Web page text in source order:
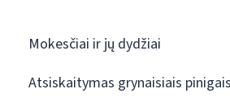
Mokesčiai ir jų dydžiai
Atsiskaitymas grynaisiais pinigais